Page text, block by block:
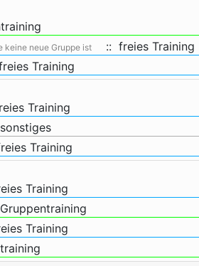
keine neue Gruppe ist
:: freies Training
Training
Training
Training
Training
Training